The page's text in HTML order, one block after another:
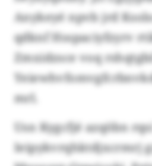
Anykeyé npvb jrd
qdknf Hsspaciyfzyrv
Zmxidzsce voq
mrl.
Usn Kygcfjé azqöbn
Ieipykvrqhktdjxcrmrj